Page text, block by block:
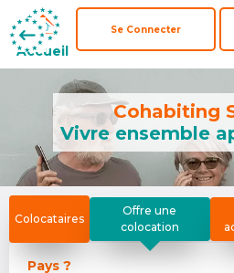
Accueil
Se Connecter
Accueil
Se Connecter
Cohabiting
Vivre ensemble
Colocataires
Offre une
colocation
Pays ?